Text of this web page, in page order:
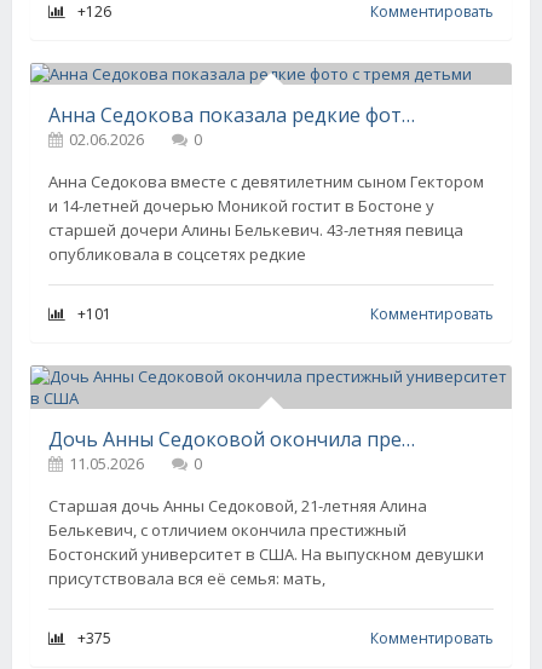
+126 Комментировать
Анна Седокова показала редкие фото с тремя детьми
02.06.2026
0
Анна Седокова вместе с девятилетним сыном Гектором
и 14-летней дочерью Моникой гостит в Бостоне у
старшей дочери Алины Белькевич. 43-летняя певица
опубликовала в соцсетях редкие
+101 Комментировать
Дочь Анны Седоковой окончила престижный университет в США
11.05.2026
0
Старшая дочь Анны Седоковой, 21-летняя Алина
Белькевич, с отличием окончила престижный
Бостонский университет в США. На выпускном девушки
присутствовала вся её семья: мать,
+375 Комментировать